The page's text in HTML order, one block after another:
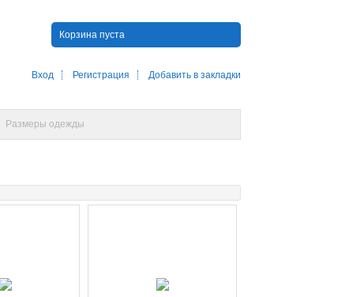
Корзина пуста
Вход Регистрация Добавить в закладки
Размеры одежды